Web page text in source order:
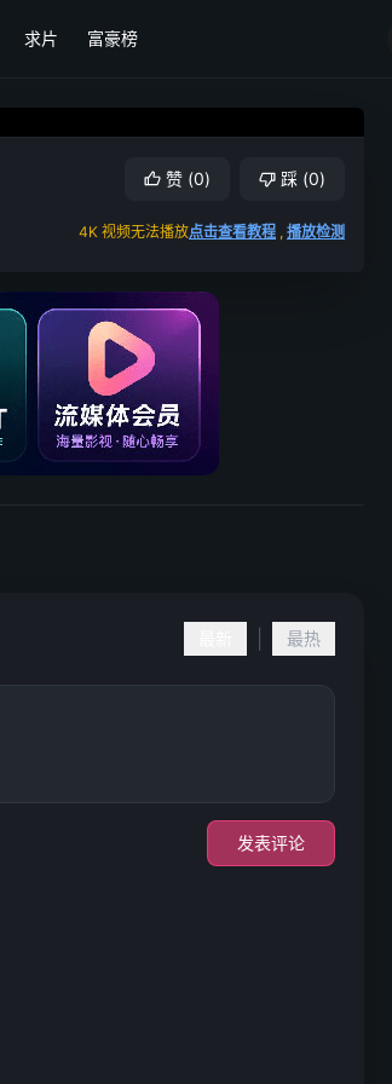
求片 富豪榜
赞 (0) 踩 (0)
4K 视频无法播放点击查看教程 , 播放检测
最热
发表评论